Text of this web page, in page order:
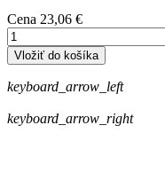
Cena 23,06 €
Vložiť do košíka
keyboard_arrow_left
keyboard_arrow_right